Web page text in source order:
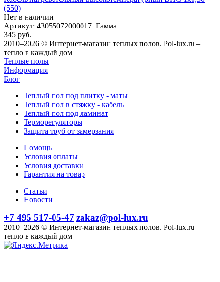
(550)
Нет в наличии
Артикул: 43055072000017_Гамма
345 руб.
2010–2026 © Интернет-магазин теплых полов. Pol-lux.ru –
тепло в каждый дом
Теплые полы
Информация
Блог
Теплый пол под плитку - маты
Теплый пол в стяжку - кабель
Теплый пол под ламинат
Терморегуляторы
Защита труб от замерзания
Помощь
Условия оплаты
Условия доставки
Гарантия на товар
Статьи
Новости
+7 495 517-05-47 zakaz@pol-lux.ru
2010–2026 © Интернет-магазин теплых полов. Pol-lux.ru –
тепло в каждый дом